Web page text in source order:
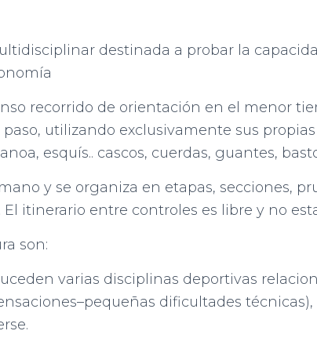
destinada a probar la
recorrido de orientación en el menor
utilizando exclusivamente sus
esquís.. cascos, cuerdas, guantes,
y se organiza en etapas, secciones,
itinerario entre controles es libre y no
son:
varias disciplinas deportivas
dificultades